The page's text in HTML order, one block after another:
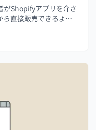
Shopifyアプリを介さ
ら直接販売できるよう